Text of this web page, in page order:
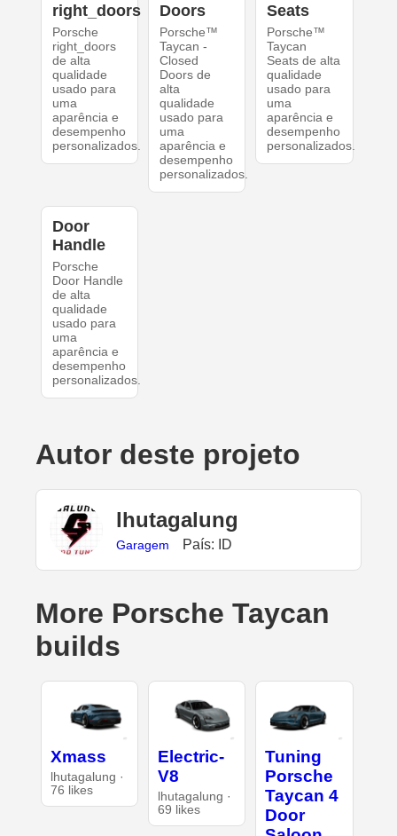
right_doors
Porsche
right_doors
de alta
qualidade
usado para
uma
aparência e
desempenho
personalizados.
Doors
Porsche™
Taycan -
Closed
Doors de
alta
qualidade
usado para
uma
aparência e
desempenho
personalizados.
Seats
Porsche™
Taycan
Seats de alta
qualidade
usado para
uma
aparência e
desempenho
personalizados.
Door
Handle
Porsche
Door Handle
de alta
qualidade
usado para
uma
aparência e
desempenho
personalizados.
Autor deste projeto
lhutagalung
Garagem País: ID
More Porsche Taycan
builds
Xmass
lhutagalung ·
76 likes
Electric-
V8
lhutagalung ·
69 likes
Tuning
Porsche
Taycan 4
Door